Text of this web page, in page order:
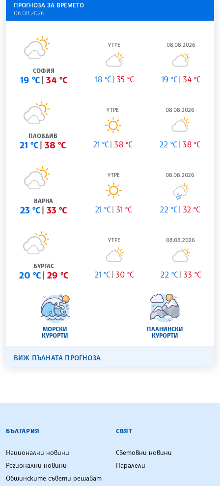
ПРОГНОЗА ЗА ВРЕМЕТО
06.08.2026
СОФИЯ
19 °C 34 °C
УТРЕ
18 °C 35 °C
08.08.2026
19 °C 34 °C
ПЛОВДИВ
21 °C 38 °C
УТРЕ
21 °C 38 °C
08.08.2026
22 °C 38 °C
ВАРНА
23 °C 33 °C
УТРЕ
21 °C 31 °C
08.08.2026
22 °C 32 °C
БУРГАС
20 °C 29 °C
УТРЕ
21 °C 30 °C
08.08.2026
22 °C 33 °C
МОРСКИ
КУРОРТИ
ПЛАНИНСКИ
КУРОРТИ
ВИЖ ПЪЛНАТА ПРОГНОЗА
БЪЛГАРСКА ТЕЛЕГРАФНА АГЕНЦИЯ
БЪЛГАРИЯ
Национални новини
Регионални новини
Общинските съвети решават
СВЯТ
Световни новини
Паралели